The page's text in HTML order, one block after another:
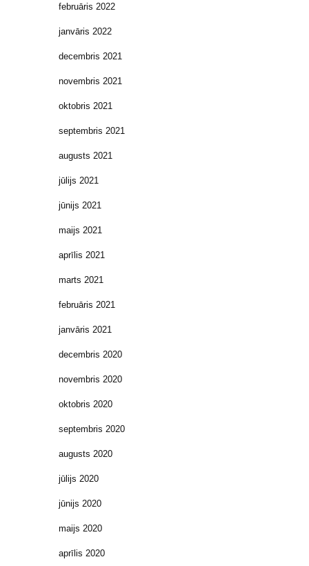
februāris 2022
janvāris 2022
decembris 2021
novembris 2021
oktobris 2021
septembris 2021
augusts 2021
jūlijs 2021
jūnijs 2021
maijs 2021
aprīlis 2021
marts 2021
februāris 2021
janvāris 2021
decembris 2020
novembris 2020
oktobris 2020
septembris 2020
augusts 2020
jūlijs 2020
jūnijs 2020
maijs 2020
aprīlis 2020